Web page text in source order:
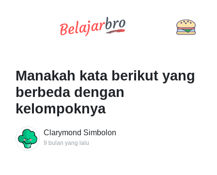
Manakah kata berikut yang
berbeda dengan
kelompoknya
Clarymond Simbolon
9 bulan yang lalu